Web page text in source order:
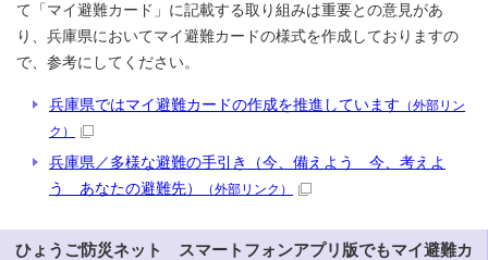
て「マイ避難カード」に記載する取り組みは重要との意見があ
り、兵庫県においてマイ避難カードの様式を作成しておりますの
で、参考にしてください。
兵庫県ではマイ避難カードの作成を推進しています （外部リン
ク）
兵庫県／多様な避難の手引き（今、備えよう 今、考えよ
う あなたの避難先）
（外部リンク）
ひょうご防災ネット スマートフォンアプリ版でもマイ避難カ